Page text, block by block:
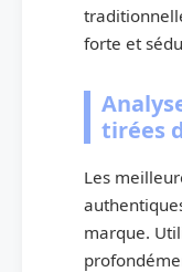
forte et
tirées
Les
marque.